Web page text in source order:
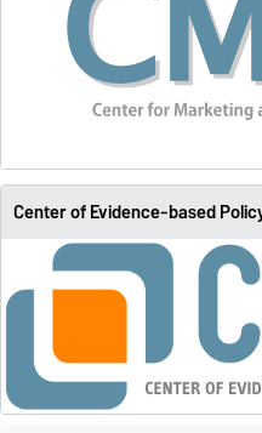
Center of Evidence-based